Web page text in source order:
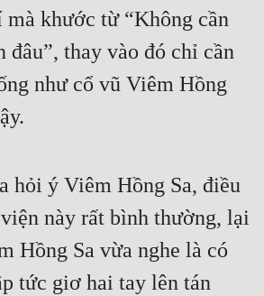
mà khước từ “Không cần
đâu”, thay vào đó chỉ cần
như cổ vũ Viêm Hồng
hỏi ý Viêm Hồng Sa, điều
này rất bình thường, lại
Hồng Sa vừa nghe là có
tức giơ hai tay lên tán